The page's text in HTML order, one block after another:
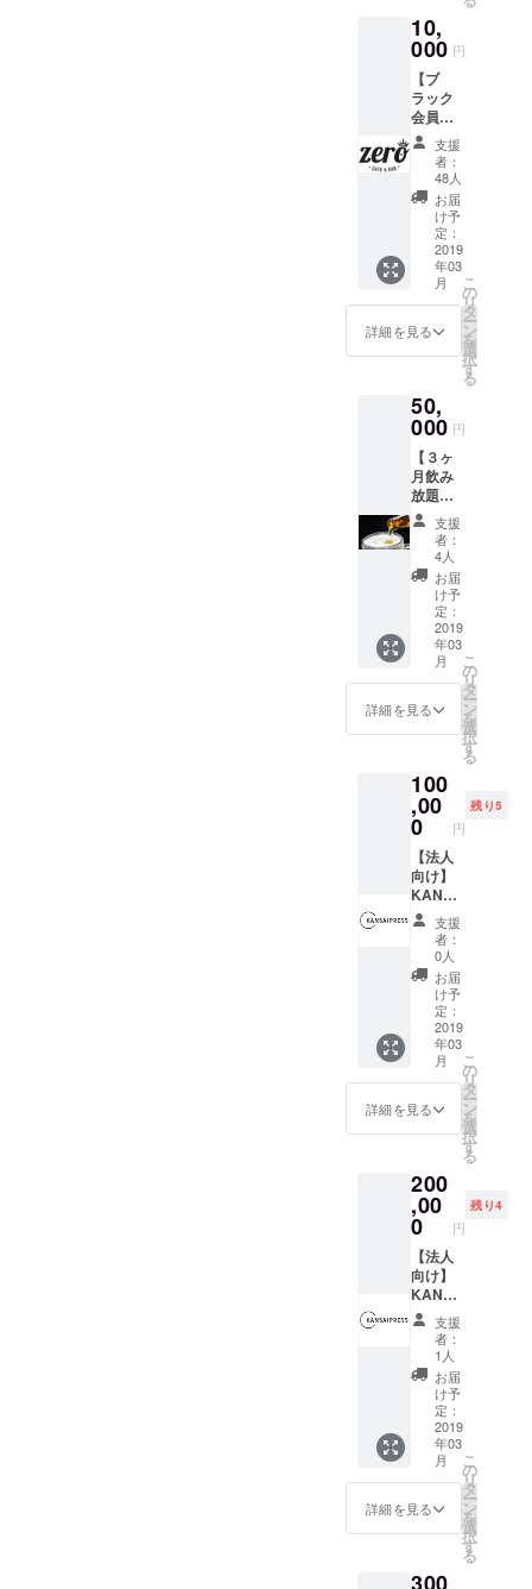
示とお
名前の
確認で
入場可
能で
す。
名) ※3月
2日
（土）
20時〜
22時。
※2時間
飲み放
題です
(食べ物
はご用
意して
おりま
せん) ※
食事の
お持込
は自由
です。
※入場の
示とお
名前の
確認で
入場可
能で
す。
10,
000 円
【ブ
ラック
会員
権】 ブ
ラック
会員権
は、年
会費
10,000
円 １年
間来店
チャー
ジ料金
無料に
なりま
ZEROを
居場所
として
通いつ
めてく
ださ
い！ 年
間費含
（2019
年3月1
日～
2020年
2月末ま
で） ク
ラファ
ン特典
店長
SERIK
Aのスペ
シャル
オリジ
ナルカ
クテル
１杯
サービ
スしま
す！
支援
者：
48人
お届
け予
定：
2019
年03
月
詳細を見る
こ
の
リ
タ
ー
ン
を
選
択
す
る
50,
000 円
【３ヶ
月飲み
放題付
き会員
権】 ブ
ラック
会員権
と3ヶ月
飲み放
題付き
プレミ
アムリ
ター
ン！ ３
月から
５月末
み放
題！ 通
いつめ
てくだ
さい！
年間費
含む
（2019
年3月1
日～
2020年
2月末ま
で）
支援
者：
4人
お届
け予
定：
2019
年03
月
詳細を見る
こ
の
リ
タ
ー
ン
を
選
択
す
る
100
,00
0 円
残り5
【法人
向け】
KANSA
IPRESS
取材
記事
KANSA
IPRESS
取材ク
ルーが
御社の
会社の
紹介記
事を作
成しま
す！ も
KANSA
IPRESS
のHPに
スポン
サー枠
で掲載
させて
いただ
きま
す！ 企
業広告
にぜ
ひ！
（関西
圏に限
りま
す）
支援
者：
0人
お届
け予
定：
2019
年03
月
詳細を見る
こ
の
リ
タ
ー
ン
を
選
択
す
る
200
,00
0 円
残り4
【法人
向け】
KANSA
IPRESS
YouTub
e動画
KANSA
IPRESS
取材ク
ルーが
御社の
会社の
紹介動
画を作
成しま
ちろん
支援
者：
1人
お届
け予
定：
2019
年03
月
詳細を見る
こ
の
リ
タ
ー
ン
を
選
択
す
る